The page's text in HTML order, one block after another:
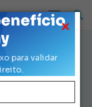
para validar
2025:
Compra